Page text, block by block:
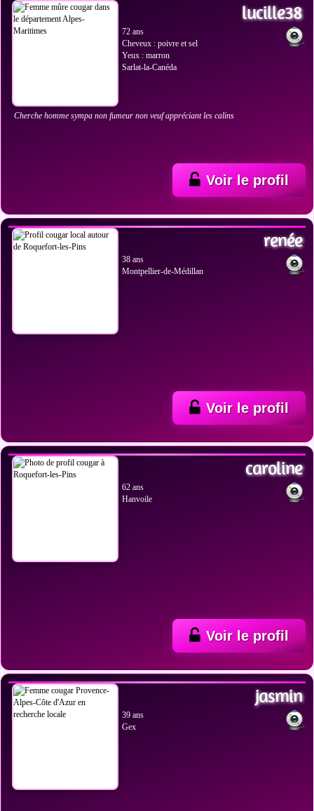
lucille38
72 ans
Cheveux : poivre et sel
Yeux : marron
Sarlat-la-Canéda
Cherche homme sympa non fumeur non veuf appréciant les calins
Voir le profil
renée
38 ans
Montpellier-de-Médillan
Voir le profil
caroline
62 ans
Hanvoile
Voir le profil
VOIR LES PHOTOS
jasmin
39 ans
Gex